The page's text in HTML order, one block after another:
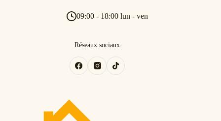
09:00 - 18:00 lun - ven
Réseaux sociaux